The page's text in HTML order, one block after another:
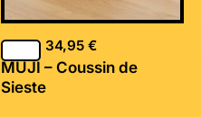
34,95 €
MUJI – Coussin de
Sieste